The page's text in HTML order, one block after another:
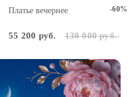
Платье вечернее -60%
55 200 руб. 138 000 руб.